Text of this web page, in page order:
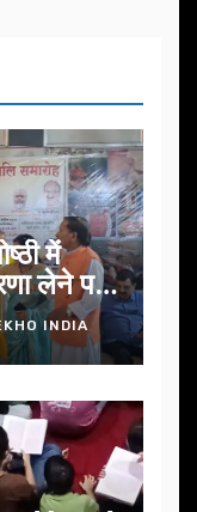
में
लेने पर
INDIA